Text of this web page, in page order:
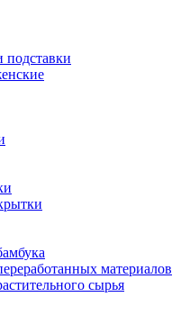
материалов
сырья